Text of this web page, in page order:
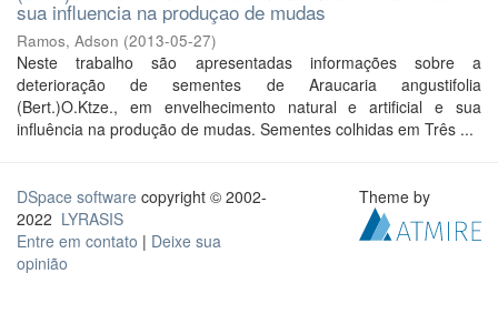
sua influencia na produçao de mudas
Ramos, Adson (2013-05-27)
Neste trabalho são apresentadas informações sobre a
deterioração de sementes de Araucaria angustifolia
(Bert.)O.Ktze., em envelhecimento natural e artificial e sua
influência na produção de mudas. Sementes colhidas em Três ...
DSpace software copyright © 2002-
2022 LYRASIS
Entre em contato | Deixe sua
opinião
Theme by